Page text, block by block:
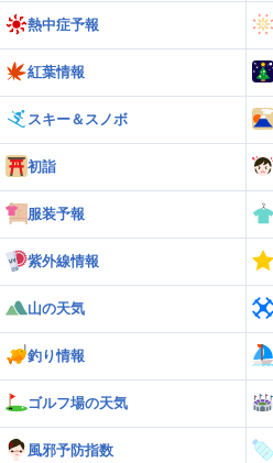
29
道東
熱中症予報
紅葉情報
スキー＆スノボ
初詣
服装予報
紫外線情報
山の天気
釣り情報
ゴルフ場の天気
風邪予防指数